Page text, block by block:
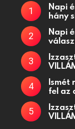
Napi
hány
Napi
Ismét
fel az